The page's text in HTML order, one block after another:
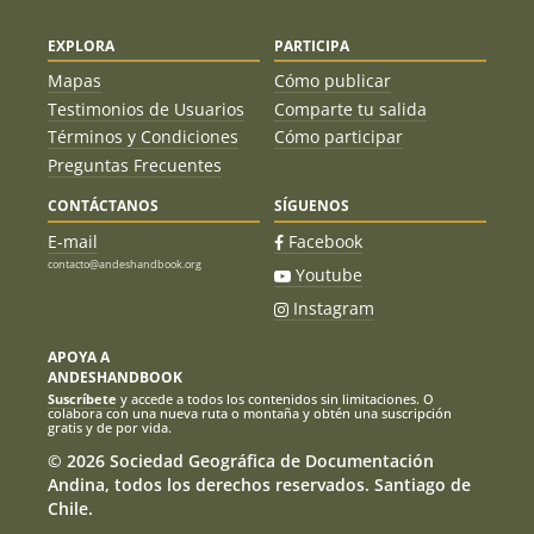
02/11/02
Omael, Zibol, Konrado N.n.
01/11/02
Miguel Yaksic
28/10/02 Fernando Millar
13/10/02 Raimundo Undurraga
15/08/02 Joaquin Baranao Diaz
Rojas, Alvaro Rosas Y Otros
10/01/01
Rodolfo Gómez, Jaime Galleguillos
01/10/99 Fernando Millar
15/02/99
EXPLORA
Mapas
Testimonios de Usuarios
Términos y Condiciones
Preguntas Frecuentes
PARTICIPA
Cómo publicar
Comparte tu salida
Cómo participar
CONTÁCTANOS
E-mail
contacto@andeshandbook.org
SÍGUENOS
Facebook
Youtube
Instagram
APOYA A
ANDESHANDBOOK
Suscríbete y accede a todos los contenidos sin limitaciones. O
colabora con una nueva ruta o montaña y obtén una suscripción
gratis y de por vida.
© 2026 Sociedad Geográfica de Documentación
Andina, todos los derechos reservados. Santiago de
Chile.